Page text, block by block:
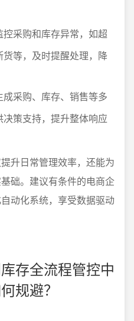
控采购和库存异常，如超
等，及时提醒处理，降
成采购、库存、销售等多
策支持，提升整体响应
升日常管理效率，还能为
础。建议有条件的电商企
动化系统，享受数据驱动
存全流程管控中
规避？